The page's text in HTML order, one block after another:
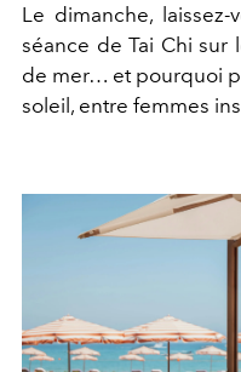
Le dimanche,
séance de Tai Chi sur
de mer… et pourquoi
soleil, entre femmes